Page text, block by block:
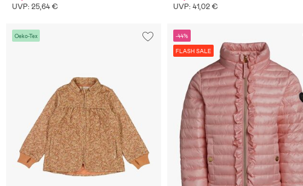
UVP: 25,64 € UVP: 41,02 €
Oeko-Tex -44%
FLASH SALE